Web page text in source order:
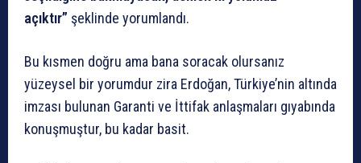
açıktır” şeklinde yorumlandı.
Bu kısmen doğru ama bana soracak olursanız
yüzeysel bir yorumdur zira Erdoğan, Türkiye’nin altında
imzası bulunan Garanti ve İttifak anlaşmaları gıyabında
konuşmuştur, bu kadar basit.